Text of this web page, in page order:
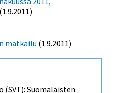
(1.9.2011)
matkailu (1.9.2011)
Suomalaisten